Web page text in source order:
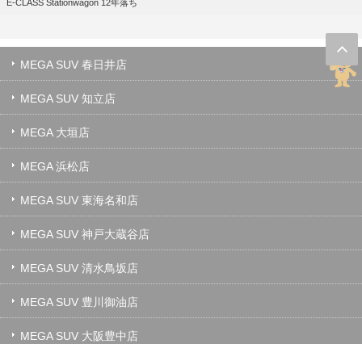
E-CLASS Stationwagon 12年落ち
MEGA SUV 春日井店
MEGA SUV 知立店
MEGA 大垣店
MEGA 浜松店
MEGA SUV 東海名和店
MEGA SUV 神戸大蔵谷店
MEGA SUV 清水鳥坂店
MEGA SUV 豊川御油店
MEGA SUV 大阪豊中店